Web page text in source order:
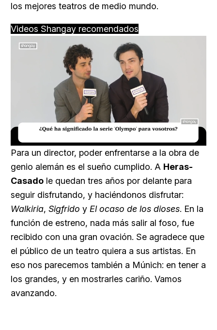
los mejores teatros de medio mundo.
Videos Shangay recomendados
16.54%
Para un director, poder enfrentarse a la obra de
genio alemán es el sueño cumplido. A Heras-
Casado le quedan tres años por delante para
seguir disfrutando, y haciéndonos disfrutar:
Walkiria, Sigfrido y El ocaso de los dioses. En la
función de estreno, nada más salir al foso, fue
recibido con una gran ovación. Se agradece que
el público de un teatro quiera a sus artistas. En
eso nos parecemos también a Múnich: en tener a
los grandes, y en mostrarles cariño. Vamos
avanzando.